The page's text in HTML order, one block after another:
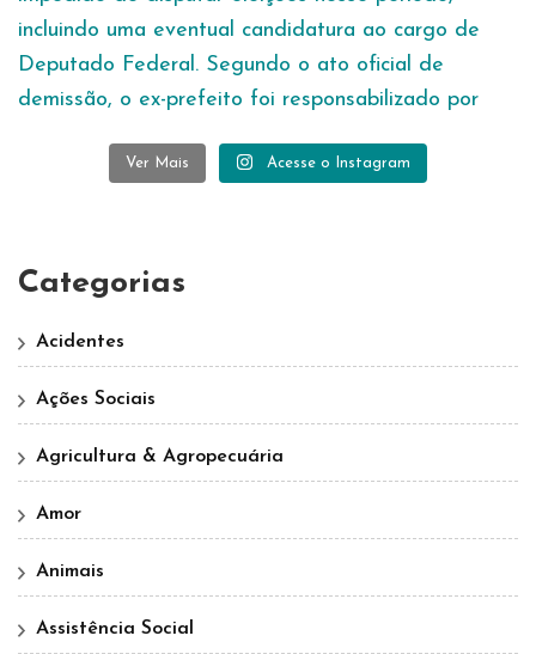
Ver Mais Acesse o Instagram
Categorias
Acidentes
Ações Sociais
Agricultura & Agropecuária
Amor
Animais
Assistência Social